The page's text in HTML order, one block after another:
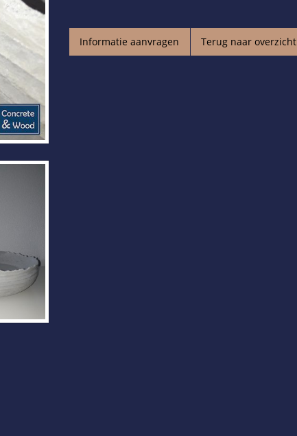
Informatie aanvragen Terug naar overzicht